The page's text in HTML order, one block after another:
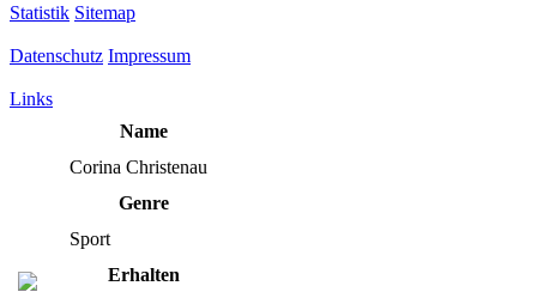
Statistik Sitemap
Datenschutz Impressum
Links
Name
Corina Christenau
Genre
Sport
Erhalten